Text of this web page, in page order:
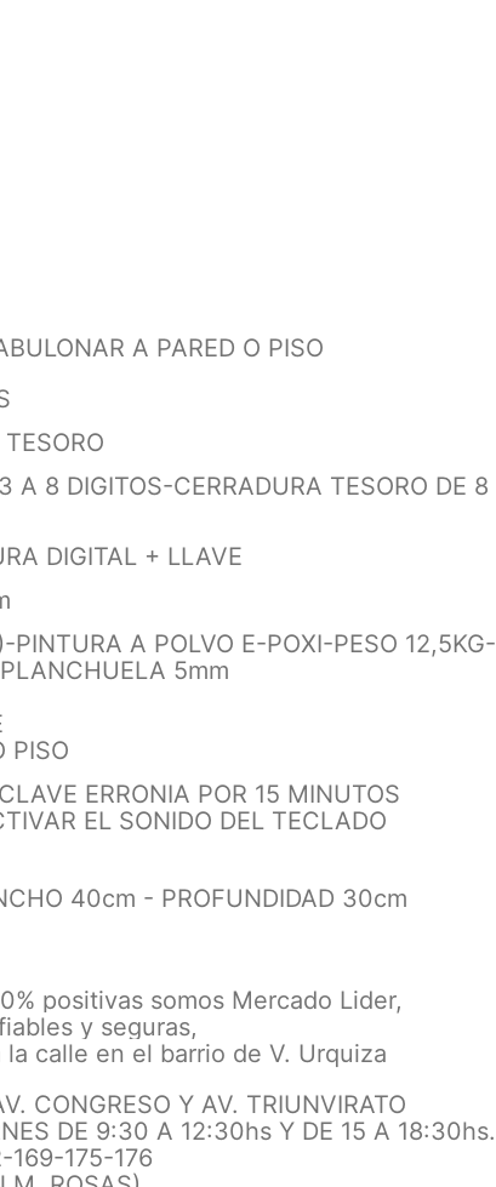
A PARED O PISO
A 8 DIGITOS-CERRADURA TESORO DE 8
DIGITAL + LLAVE
-PINTURA A POLVO E-POXI-PESO 12,5KG-
5mm
PISO
ERRONIA POR 15 MINUTOS
EL SONIDO DEL TECLADO
40cm - PROFUNDIDAD 30cm
positivas somos Mercado Lider,
y seguras,
calle en el barrio de V. Urquiza
CONGRESO Y AV. TRIUNVIRATO
DE 9:30 A 12:30hs Y DE 15 A 18:30hs.
169-175-176